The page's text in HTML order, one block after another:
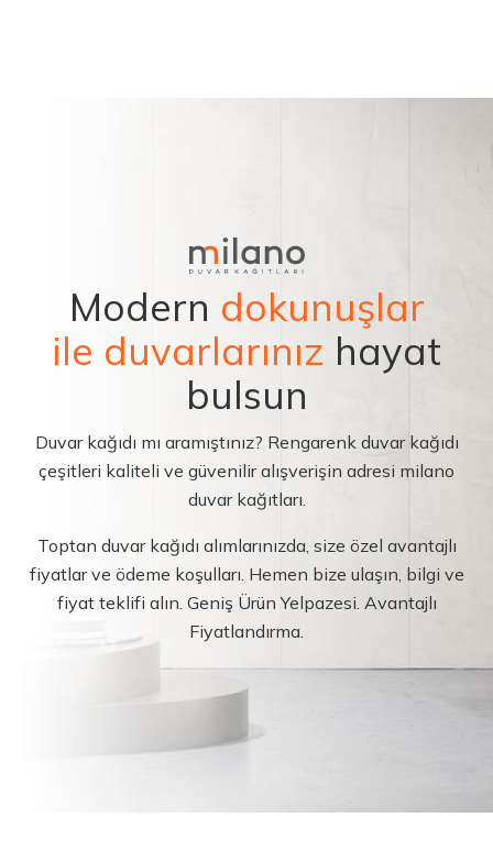
Modern dokunuşlar
ile duvarlarınız hayat
bulsun
Duvar kağıdı mı aramıştınız? Rengarenk duvar kağıdı
çeşitleri kaliteli ve güvenilir alışverişin adresi milano
duvar kağıtları.
Toptan duvar kağıdı alımlarınızda, size özel avantajlı
fiyatlar ve ödeme koşulları. Hemen bize ulaşın, bilgi ve
fiyat teklifi alın. Geniş Ürün Yelpazesi. Avantajlı
Fiyatlandırma.